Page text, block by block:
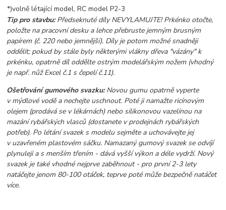
*)volně létající model, RC model P2-3
Tip pro stavbu:Předseknuté díly NEVYLAMUJTE! Prkénko otočte,
položte na pracovní desku a lehce přebruste jemným brusným
papírem (č. 220 nebo jemnější). Díly je potom možné snadněji
oddělit; pokud by stále byly některými vlákny dřeva "vázány" k
prkénku, opatrně díl oddělte ostrým modelářským nožem (vhodný
je např. nůž Excel č.1 s čepelí č.11).
Ošetřování gumového svazku:Novou gumu opatrně vyperte
v mýdlové vodě a nechejte uschnout. Poté ji namažte ricínovým
olejem (prodává se v lékárnách) nebo silikonovou vazelínou na
mazání rybářských vlasců (dostanete v prodejnách rybářských
potřeb). Po létání svazek s modelu sejměte a uchovávejte jej
v uzavřeném plastovém sáčku. Namazaný gumový svazek se odvíjí
plynuleji a s menším třením - dává vyšší výkon a déle vydrží. Nový
svazek je také vhodné nejprve zaběhnout - pro první 2-3 lety
natáčejte jenom 80-100 otáček, teprve poté může bezpečně natáčet
více.